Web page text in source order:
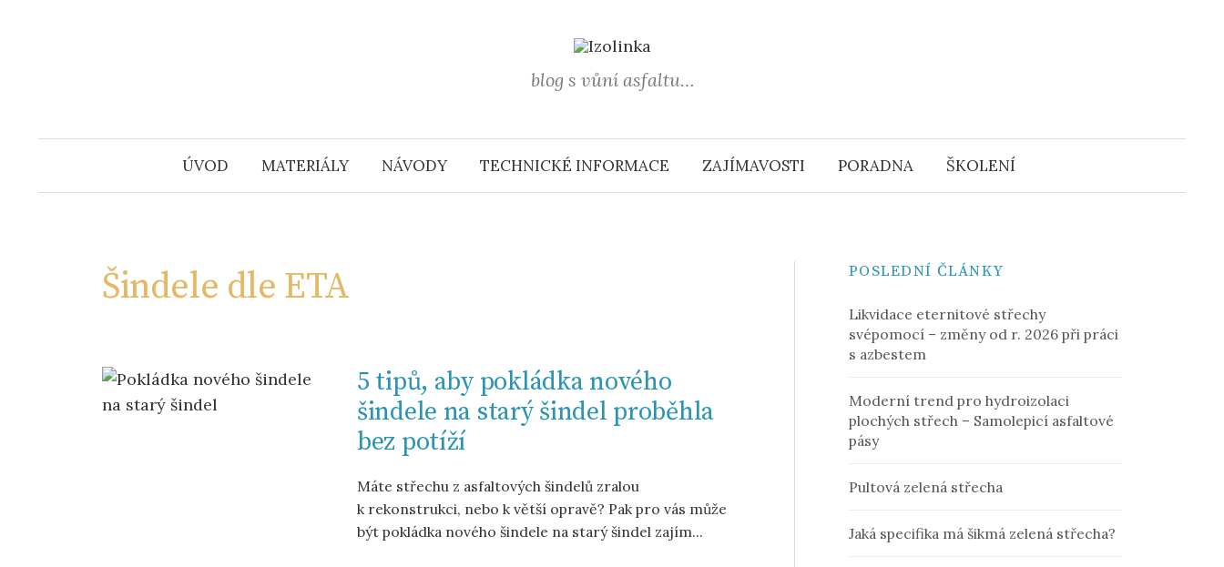
blog s vůní asfaltu…
ÚVOD MATERIÁLY NÁVODY TECHNICKÉ INFORMACE ZAJÍMAVOSTI PORADNA ŠKOLENÍ
Šindele dle ETA
5 tipů, aby pokládka nového
šindele na starý šindel proběhla
bez potíží
Máte střechu z asfaltových šindelů zralou
k rekonstrukci, nebo k větší opravě? Pak pro vás může
být pokládka nového šindele na starý šindel zajím...
POSLEDNÍ ČLÁNKY
Likvidace eternitové střechy
svépomocí – změny od r. 2026 při práci
s azbestem
Moderní trend pro hydroizolaci
plochých střech – Samolepicí asfaltové
pásy
Pultová zelená střecha
Jaká specifika má šikmá zelená střecha?